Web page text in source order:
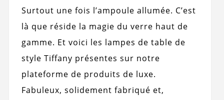
Surtout une fois l’ampoule allumée. C’est
là que réside la magie du verre haut de
gamme. Et voici les lampes de table de
style Tiffany présentes sur notre
plateforme de produits de luxe.
Fabuleux, solidement fabriqué et,